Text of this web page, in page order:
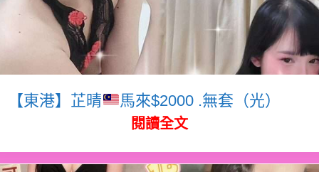
【東港】芷晴 馬來$2000 .無套（光）
閱讀全文